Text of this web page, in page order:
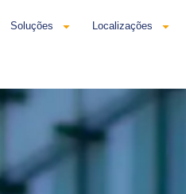
Soluções Localizações